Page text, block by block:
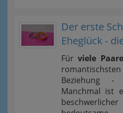
Der erste
Eheglück -
Fürviele Paare
Beziehung -
Manchmal ist